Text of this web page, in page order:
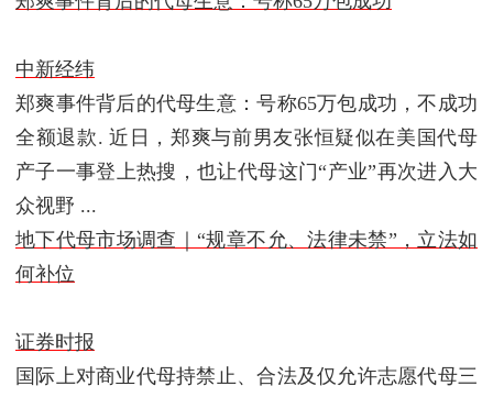
中新经纬
郑爽事件背后的代母生意：号称65万包成功，不成功
全额退款. 近日，郑爽与前男友张恒疑似在美国代母
产子一事登上热搜，也让代母这门“产业”再次进入大
众视野 ...
地下代母市场调查｜“规章不允、法律未禁”，立法如
何补位
证券时报
国际上对商业代母持禁止、合法及仅允许志愿代母三